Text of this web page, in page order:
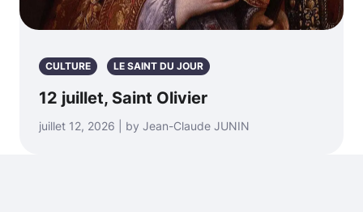
CULTURE LE SAINT DU JOUR
12 juillet, Saint Olivier
juillet 12, 2026 | by Jean-Claude JUNIN